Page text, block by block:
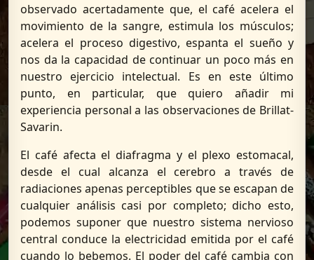
observado acertadamente que, el café acelera el
movimiento de la sangre, estimula los músculos;
acelera el proceso digestivo, espanta el sueño y
nos da la capacidad de continuar un poco más en
nuestro ejercicio intelectual. Es en este último
punto, en particular, que quiero añadir mi
experiencia personal a las observaciones de Brillat-
Savarin.
El café afecta el diafragma y el plexo estomacal,
desde el cual alcanza el cerebro a través de
radiaciones apenas perceptibles que se escapan de
cualquier análisis casi por completo; dicho esto,
podemos suponer que nuestro sistema nervioso
central conduce la electricidad emitida por el café
cuando lo bebemos. El poder del café cambia con